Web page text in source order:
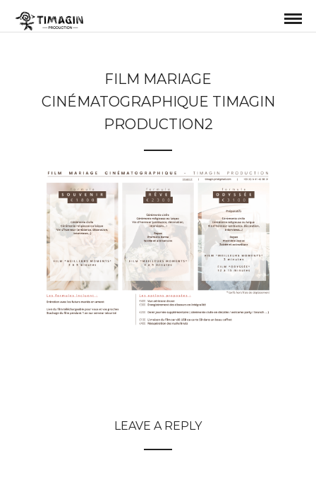
FILM MARIAGE
CINÉMATOGRAPHIQUE TIMAGIN
PRODUCTION2
LEAVE A REPLY